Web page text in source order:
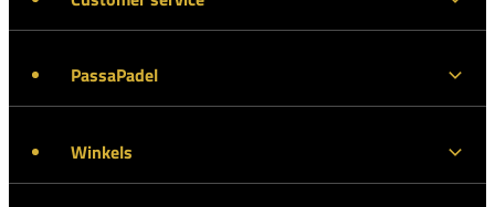
PassaPadel
Winkels